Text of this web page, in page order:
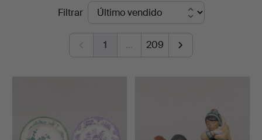
Auktioner
Filtrar
1 … 209